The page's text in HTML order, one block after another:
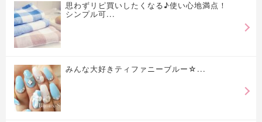
思わずリピ買いしたくなる♪使い心地満点！
シンプル可...
みんな大好きティファニーブルー☆...